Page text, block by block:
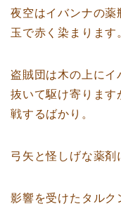
夜空はイバンナの薬
玉で赤く染まります
盗賊団は木の上に
抜いて駆け寄ります
戦するばかり。
弓矢と怪しげな薬剤
影響を受けたタルク